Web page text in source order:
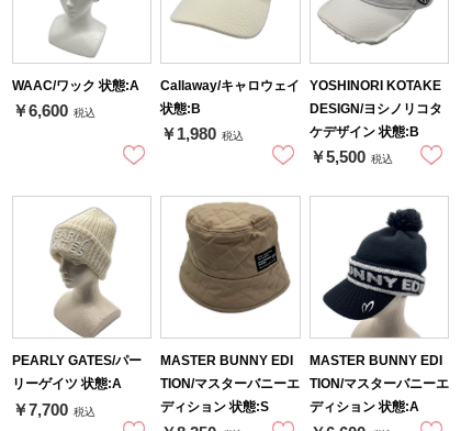
WAAC/ワック 状態:A
￥6,600 税込
Callaway/キャロウェイ
状態:B
￥1,980 税込
YOSHINORI KOTAKE
DESIGN/ヨシノリコタ
ケデザイン 状態:B
￥5,500 税込
PEARLY GATES/パー
リーゲイツ 状態:A
￥7,700 税込
MASTER BUNNY EDI
TION/マスターバニーエ
ディション 状態:S
MASTER BUNNY EDI
TION/マスターバニーエ
ディション 状態:A